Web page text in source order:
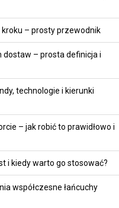
kroku – prosty przewodnik
dostaw – prosta definicja i
technologie i kierunki
– jak robić to prawidłowo i
i kiedy warto go stosować?
współczesne łańcuchy